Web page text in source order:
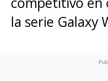
la serie Galaxy